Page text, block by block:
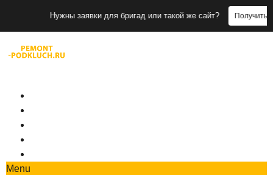
Нужны заявки для бригад или такой же сайт? Получить заявки
Menu